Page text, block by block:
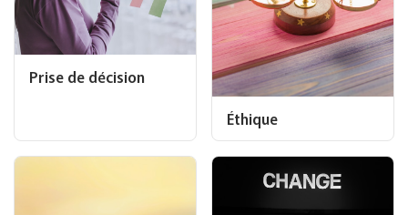
Prise de décision
Éthique